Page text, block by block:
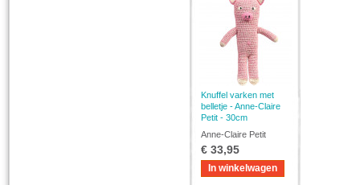
Knuffel varken met
belletje - Anne-Claire
Petit - 30cm
Anne-Claire Petit
€ 33,95
In winkelwagen